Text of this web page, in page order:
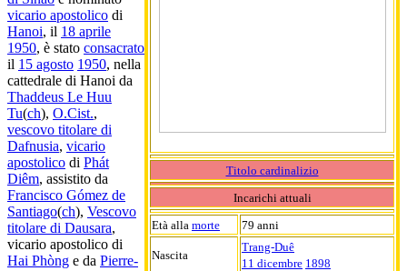
Titolo cardinalizio
Incarichi attuali
Età alla morte 79 anni
Nascita
Trang-Duê
11 dicembre 1898
vicario apostolico di
Hanoi, il 18 aprile
1950, è stato consacrato
il 15 agosto 1950, nella
cattedrale di Hanoi da
Thaddeus Le Huu
Tu(ch), O.Cist.,
vescovo titolare di
Dafnusia, vicario
apostolico di Phát
Diêm, assistito da
Francisco Gómez de
Santiago(ch), Vescovo
titolare di Dausara,
vicario apostolico di
Hai Phòng e da Pierre-